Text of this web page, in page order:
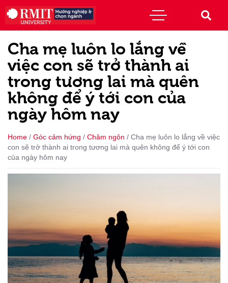
Cha mẹ luôn lo lắng về
việc con sẽ trở thành ai
trong tương lai mà quên
không để ý tới con của
ngày hôm nay
Home / Góc cảm hứng / Châm ngôn / Cha mẹ luôn lo lắng về việc
con sẽ trở thành ai trong tương lai mà quên không để ý tới con
của ngày hôm nay